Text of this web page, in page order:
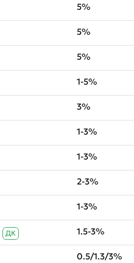
5%
5%
5%
1-5%
3%
1-3%
1-3%
2-3%
1-3%
ДК 1.5-3%
0.5/1.3/3%